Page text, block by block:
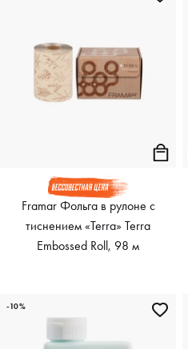
Framar Фольга в рулоне с
тиснением «Terra» Terra
Embossed Roll, 98 м
-10%